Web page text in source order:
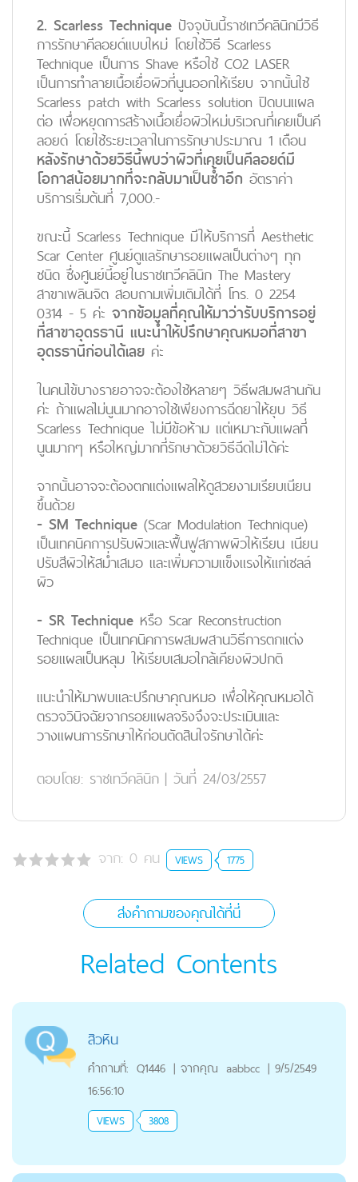
2. Scarless Technique ปัจจุบันนี้ราชเทวีคลินิกมีวิธี
การรักษาคีลอยด์แบบใหม่ โดยใช้วิธี Scarless
Technique เป็นการ Shave หรือใช้ CO2 LASER
เป็นการทำลายเนื้อเยื่อผิวที่นูนออกให้เรียบ จากนั้นใช้
Scarless patch with Scarless solution ปิดบนแผล
ต่อ เพื่อหยุดการสร้างเนื้อเยื่อผิวใหม่บริเวณที่เคยเป็นคี
ลอยด์ โดยใช้ระยะเวลาในการรักษาประมาณ 1 เดือน
หลังรักษาด้วยวิธีนี้พบว่าผิวที่เคยเป็นคีลอยด์มี
โอกาสน้อยมากที่จะกลับมาเป็นซ้ำอีก อัตราค่า
บริการเริ่มต้นที่ 7,000.-
ขณะนี้ Scarless Technique มีให้บริการที่ Aesthetic
Scar Center ศูนย์ดูแลรักษารอยแผลเป็นต่างๆ ทุก
ชนิด ซึ่งศูนย์นี้อยู่ในราชเทวีคลินิก The Mastery
สาขาเพลินจิต สอบถามเพิ่มเติมได้ที่ โทร. 0 2254
0314 - 5 ค่ะ จากข้อมูลที่คุณให้มาว่ารับบริการอยู่
ที่สาขาอุดรธานี แนะนำให้ปรึกษาคุณหมอที่สาขา
อุดรธานีก่อนได้เลย ค่ะ
ในคนไข้บางรายอาจจะต้องใช้หลายๆ วิธีผสมผสานกัน
ค่ะ ถ้าแผลไม่นูนมากอาจใช้เพียงการฉีดยาให้ยุบ วิธี
Scarless Technique ไม่มีข้อห้าม แต่เหมาะกับแผลที่
นูนมากๆ หรือใหญ่มากที่รักษาด้วยวิธีฉีดไม่ได้ค่ะ
จากนั้นอาจจะต้องตกแต่งแผลให้ดูสวยงามเรียบเนียน
ขึ้นด้วย
- SM Technique (Scar Modulation Technique)
เป็นเทคนิคการปรับผิวและฟื้นฟูสภาพผิวให้เรียน เนียน
ปรับสีผิวให้สม่ำเสมอ และเพิ่มความแข็งแรงให้แก่เซลล์
ผิว
- SR Technique หรือ Scar Reconstruction
Technique เป็นเทคนิคการผสมผสานวิธีการตกแต่ง
รอยแผลเป็นหลุม ให้เรียบเสมอใกล้เคียงผิวปกติ
แนะนำให้มาพบและปรึกษาคุณหมอ เพื่อให้คุณหมอได้
ตรวจวินิจฉัยจากรอยแผลจริงจึงจะประเมินและ
วางแผนการรักษาให้ก่อนตัดสินใจรักษาได้ค่ะ
ตอบโดย: ราชเทวีคลินิก | วันที่ 24/03/2557
จาก: 0 คน VIEWS 1775
ส่งคำถามของคุณได้ที่นี่
Related Contents
สิวหิน
คำถามที่: Q1446 | จากคุณ aabbcc | 9/5/2549
16:56:10
VIEWS 3808